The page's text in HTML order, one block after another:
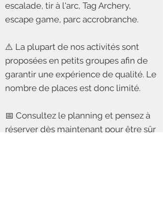
escalade, tir à l'arc, Tag Archery,
escape game, parc accrobranche.
⚠️ La plupart de nos activités sont
proposées en petits groupes afin de
garantir une expérience de qualité. Le
nombre de places est donc limité.
📅 Consultez le planning et pensez à
réserver dès maintenant pour être sûr